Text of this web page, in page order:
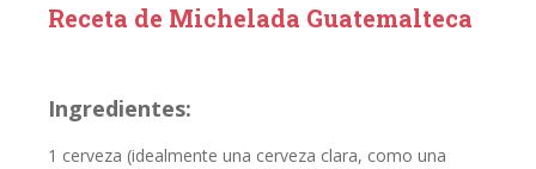
Receta de Michelada Guatemalteca
Ingredientes:
1 cerveza (idealmente una cerveza clara, como una